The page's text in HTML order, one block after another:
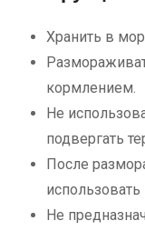
Хранить в
кормлением.
Не
подвергать
После
использовать
Не